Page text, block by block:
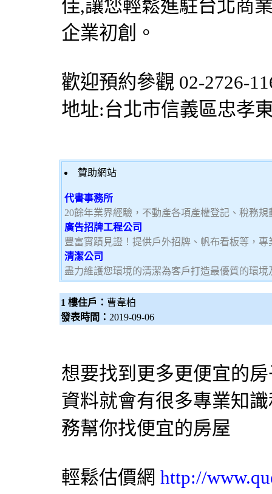
佳,讓您輕鬆進駐台北商
企業初創。
歡迎預約參觀 02-2726-
地址:台北市信義區忠孝
贊助網站
代書事務所
20餘年業界經驗，不動產各項產權登記、稅務
廣告招牌工程公司
豐富實蹟見證！提供戶外招牌、帆布看板等，
清潔公司
盡力維護您環境的清潔為客戶打造最優質的環境
1 樓住戶： 曹韋柏
發表時間： 2019-09-06
想要找到更多更便宜的
資料就會有很多專業知
務幫你找便宜的房屋
輕鬆估價網 http://